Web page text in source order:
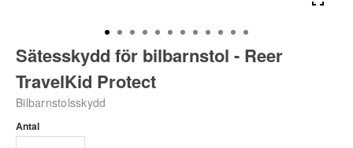
Sätesskydd för bilbarnstol - Reer
TravelKid Protect
Bilbarnstolsskydd
Antal